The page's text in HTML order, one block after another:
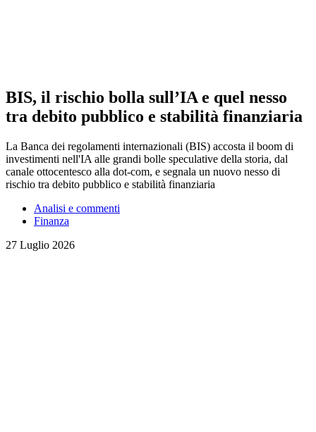
BIS, il rischio bolla sull’IA e quel nesso
tra debito pubblico e stabilità finanziaria
La Banca dei regolamenti internazionali (BIS) accosta il boom di
investimenti nell'IA alle grandi bolle speculative della storia, dal
canale ottocentesco alla dot-com, e segnala un nuovo nesso di
rischio tra debito pubblico e stabilità finanziaria
Analisi e commenti
Finanza
27 Luglio 2026